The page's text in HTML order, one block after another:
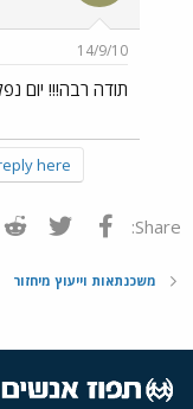
14/9/10
תודה רבה!!! יום
here.
Share: פייסבוק
משכנתאות וייעוץ מיחזור